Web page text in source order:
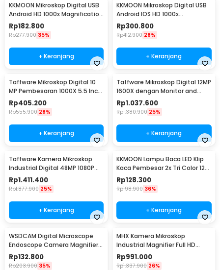
KKMOON Mikroskop Digital USB
Android HD 1000x Magnification
- AN104
Rp182.800
Rp277.900 35%
+ Keranjang
KKMOON Mikroskop Digital USB
Android IOS HD 1000x
Magnification - F210
Rp300.800
Rp412.900 28%
+ Keranjang
Taffware Mikroskop Digital 10
MP Pembesaran 1000X 5.5 Inch
LED Display - G5
Rp405.200
Rp555.900 28%
+ Keranjang
Taffware Mikroskop Digital 12MP
1600X dengan Monitor and
Metal Stand - G1600
Rp1.037.600
Rp1.380.900 25%
+ Keranjang
Taffware Kamera Mikroskop
Industrial Digital 48MP 1080P
130X - WR63HW
Rp1.411.400
Rp1.877.900 25%
+ Keranjang
KKMOON Lampu Baca LED Klip
Kaca Pembesar 2x Tri Color 12W
1200 Lumens - HP-P6
Rp128.300
Rp198.900 36%
+ Keranjang
WSDCAM Digital Microscope
Endoscope Camera Magnifier
1600X - WS1600
Rp132.800
Rp203.900 35%
MHX Kamera Mikroskop
Industrial Magnifier Full HD
48MP 2K - V8
Rp991.000
Rp1.337.900 26%